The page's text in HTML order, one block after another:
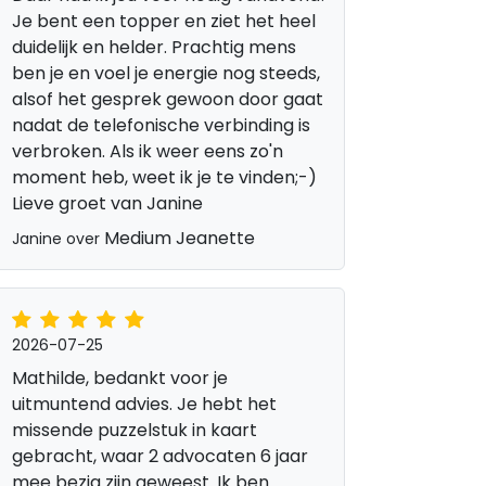
Je bent een topper en ziet het heel
duidelijk en helder. Prachtig mens
ben je en voel je energie nog steeds,
alsof het gesprek gewoon door gaat
nadat de telefonische verbinding is
verbroken. Als ik weer eens zo'n
moment heb, weet ik je te vinden;-)
Lieve groet van Janine
Janine over Medium Jeanette
2026-07-25
Mathilde, bedankt voor je
uitmuntend advies. Je hebt het
missende puzzelstuk in kaart
gebracht, waar 2 advocaten 6 jaar